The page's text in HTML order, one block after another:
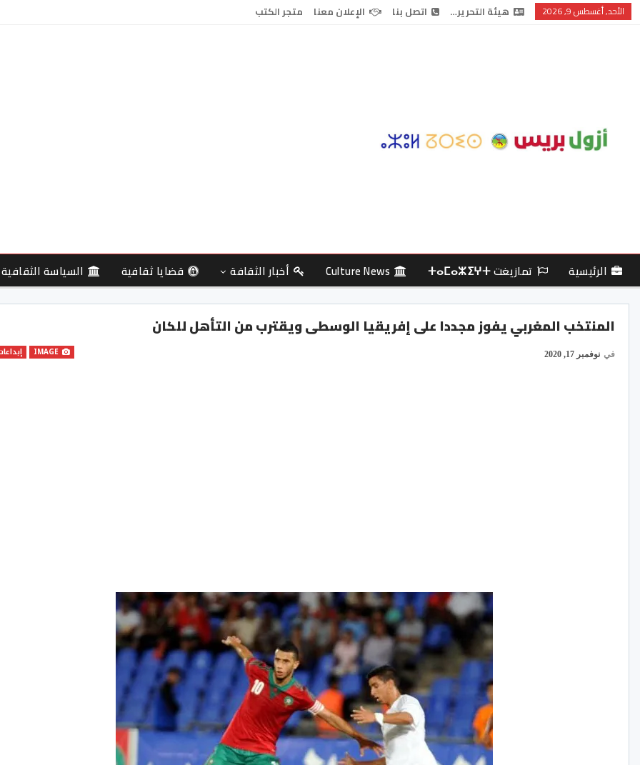
الأحد, أغسطس 9, 2026 هيئة التحرير… اتصل بنا الإعلان معنا متجر الكتب
الرئيسية تمازيغت ⵜⴰⵎⴰⵣⵉⵖⵜ Culture News أخبار الثقافة قضايا ثقافية السياسة الثقافية
المنتخب المغربي يفوز مجددا على إفريقيا الوسطى ويقترب من التأهل للكان
في نوفمبر 17, 2020